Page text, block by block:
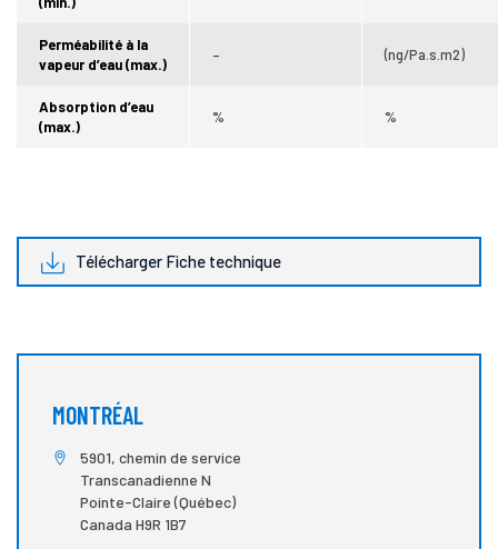
Perméabilité à la
vapeur d’eau (max.)
– (ng/Pa.s.m2)
Absorption d’eau
(max.)
% %
Télécharger Fiche technique
MONTRÉAL
5901, chemin de service
Transcanadienne N
Pointe-Claire (Québec)
Canada H9R 1B7